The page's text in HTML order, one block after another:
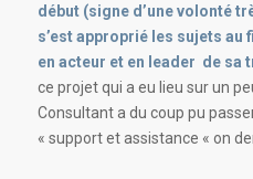
début (signe d’une volonté
s’est approprié les sujets
en acteur et en leader de sa
ce projet qui a eu lieu sur un
Consultant a du coup pu
« support et assistance « on